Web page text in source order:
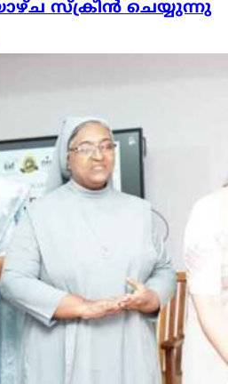
സ്‌ക്രീൻ ചെയ്യുന്നു